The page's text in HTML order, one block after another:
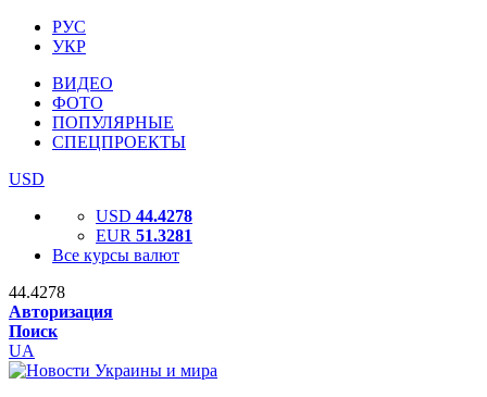
РУС
УКР
ВИДЕО
ФОТО
ПОПУЛЯРНЫЕ
СПЕЦПРОЕКТЫ
USD
USD 44.4278
EUR 51.3281
Все курсы валют
44.4278
Авторизация
Поиск
UA